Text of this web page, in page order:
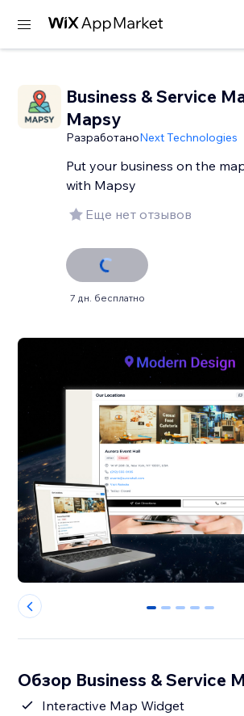
Business & Service
Mapsy
РазработаноNext Technologies
Put your business on the
with Mapsy
Еще нет отзывов
7 дн. бесплатно
0 1 2 3 4
Обзор Business & Service
Interactive Map Widget